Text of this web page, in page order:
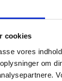
cookies
vores
om